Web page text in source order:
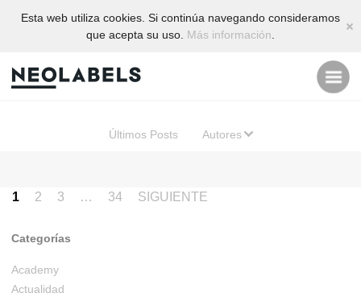
Esta web utiliza cookies. Si continúa navegando consideramos
que acepta su uso. Más información
Últimos Posts Autores
Navegación
de
entradas
1 2 3 … 34 SIGUIENTE
Categorías
Academy
Actualidad